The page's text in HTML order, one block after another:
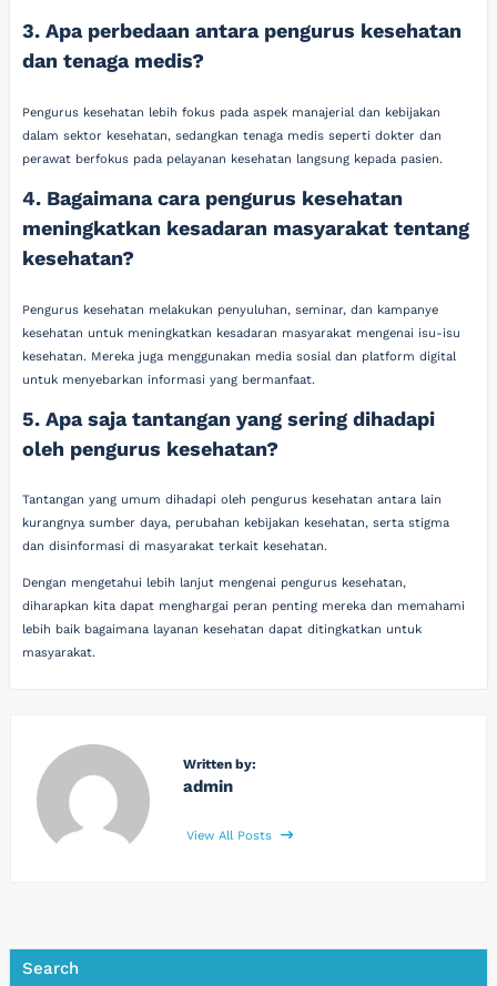
3. Apa perbedaan antara pengurus kesehatan
dan tenaga medis?
Pengurus kesehatan lebih fokus pada aspek manajerial dan kebijakan
dalam sektor kesehatan, sedangkan tenaga medis seperti dokter dan
perawat berfokus pada pelayanan kesehatan langsung kepada pasien.
4. Bagaimana cara pengurus kesehatan
meningkatkan kesadaran masyarakat tentang
kesehatan?
Pengurus kesehatan melakukan penyuluhan, seminar, dan kampanye
kesehatan untuk meningkatkan kesadaran masyarakat mengenai isu-isu
kesehatan. Mereka juga menggunakan media sosial dan platform digital
untuk menyebarkan informasi yang bermanfaat.
5. Apa saja tantangan yang sering dihadapi
oleh pengurus kesehatan?
Tantangan yang umum dihadapi oleh pengurus kesehatan antara lain
kurangnya sumber daya, perubahan kebijakan kesehatan, serta stigma
dan disinformasi di masyarakat terkait kesehatan.
Dengan mengetahui lebih lanjut mengenai pengurus kesehatan,
diharapkan kita dapat menghargai peran penting mereka dan memahami
lebih baik bagaimana layanan kesehatan dapat ditingkatkan untuk
masyarakat.
Written by:
admin
View All Posts
Search